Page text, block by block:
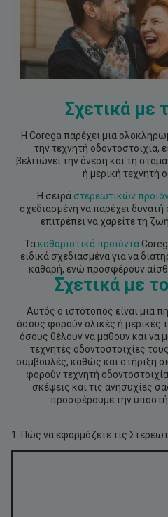
Σχετικά με
H Corega παρέχει μια
την τεχνητή οδοντοστοιχία,
βελτιώνει την άνεση και τη
ή μερική τεχνητή
Η σειρά στερεωτικών
σχεδιασμένη να παρέχει
επιτρέπει να χαρείτε τη
Τακαθαριστικά προϊόντα
ειδικά σχεδιασμένα για να
καθαρή, ενώ προσφέρουν
Σχετικά με
Αυτός ο ιστότοπος είναι μια
όσους φορούν ολικές ή μερικές
όσους θέλουν να μάθουν και να
τεχνητές οδοντοστοιχίες
συμβουλές, καθώς και στήριξη
φορούν τεχνητή
σκέψεις και τις ανησυχίες
προσφέρουμε την
1. Πώς να εφαρμόζετε τις